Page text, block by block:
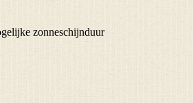
zonneschijnduur